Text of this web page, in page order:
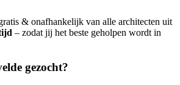
& onafhankelijk van alle architecten uit
– zodat jij het beste geholpen wordt in
gezocht?